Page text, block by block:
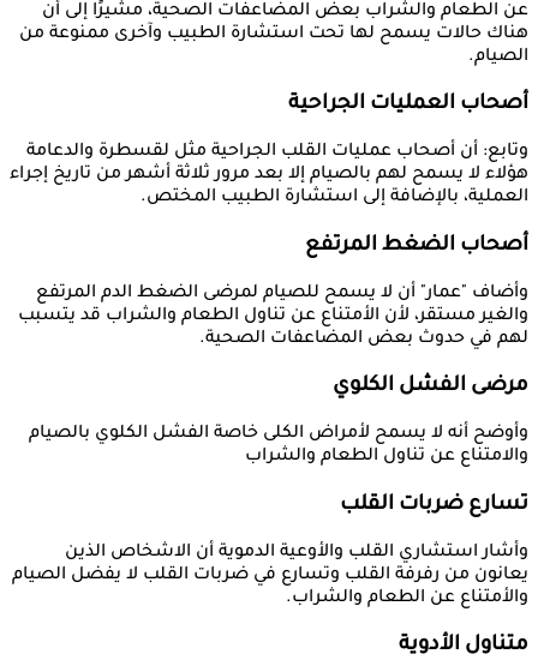
عن الطعام والشراب بعض المضاعفات الصحية، مشيرًا إلى أن
هناك حالات يسمح لها تحت استشارة الطبيب وآخرى ممنوعة من
الصيام.
أصحاب العمليات الجراحية
وتابع: أن أصحاب عمليات القلب الجراحية مثل لقسطرة والدعامة
هؤلاء لا يسمح لهم بالصيام إلا بعد مرور ثلاثة أشهر من تاريخ إجراء
العملية، بالإضافة إلى استشارة الطبيب المختص.
أصحاب الضغط المرتفع
وأضاف "عمار" أن لا يسمح للصيام لمرضى الضغط الدم المرتفع
والغير مستقر، لأن الأمتناع عن تناول الطعام والشراب قد يتسبب
لهم في حدوث بعض المضاعفات الصحية.
مرضى الفشل الكلوي
وأوضح أنه لا يسمح لأمراض الكلى خاصة الفشل الكلوي بالصيام
والامتناع عن تناول الطعام والشراب
تسارع ضربات القلب
وأشار استشاري القلب والأوعية الدموية أن الاشخاص الذين
يعانون من رفرفة القلب وتسارع في ضربات القلب لا يفضل الصيام
والأمتناع عن الطعام والشراب.
متناول الأدوية